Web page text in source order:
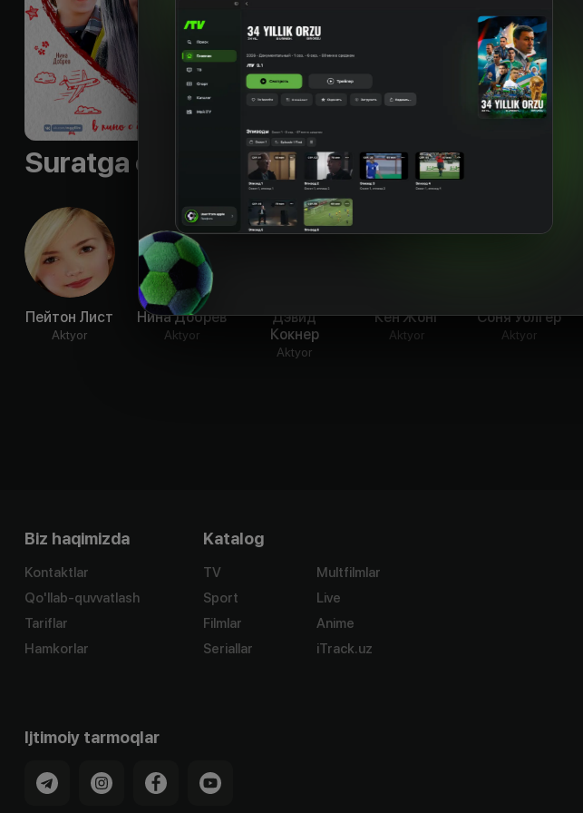
Shior:
Жить одним мгновеньем веселей вдвоем
Sifati:
Suratga olish guruhi
Пейтон Лист
Aktyor
Нина Добрев
Aktyor
Дэвид
Кокнер
Aktyor
Кен Жонг
Aktyor
Соня Уолгер
Aktyor
Biz haqimizda
Kontaktlar
Qo'llab-quvvatlash
Tariflar
Hamkorlar
Katalog
TV
Sport
Filmlar
Seriallar
Multfilmlar
Live
Anime
iTrack.uz
Ijtimoiy tarmoqlar